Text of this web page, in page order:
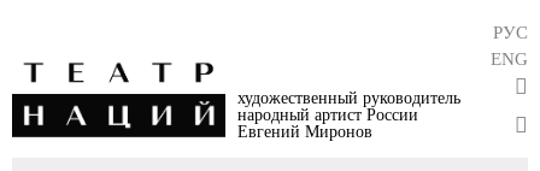
художественный руководитель
народный артист России
Евгений Миронов
РУС
ENG